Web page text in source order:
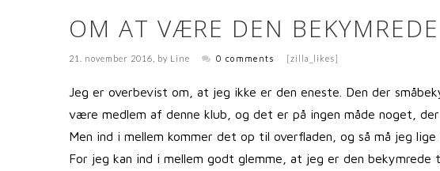
OM AT VÆRE DEN
21. november 2016 , by Line 0 comments [zilla_likes]
Jeg er overbevist om, at jeg ikke er den eneste. Den der
være medlem af denne klub, og det er på ingen måde noget,
Men ind i mellem kommer det op til overfladen, og så må jeg
For jeg kan ind i mellem godt glemme, at jeg er den bekymrede